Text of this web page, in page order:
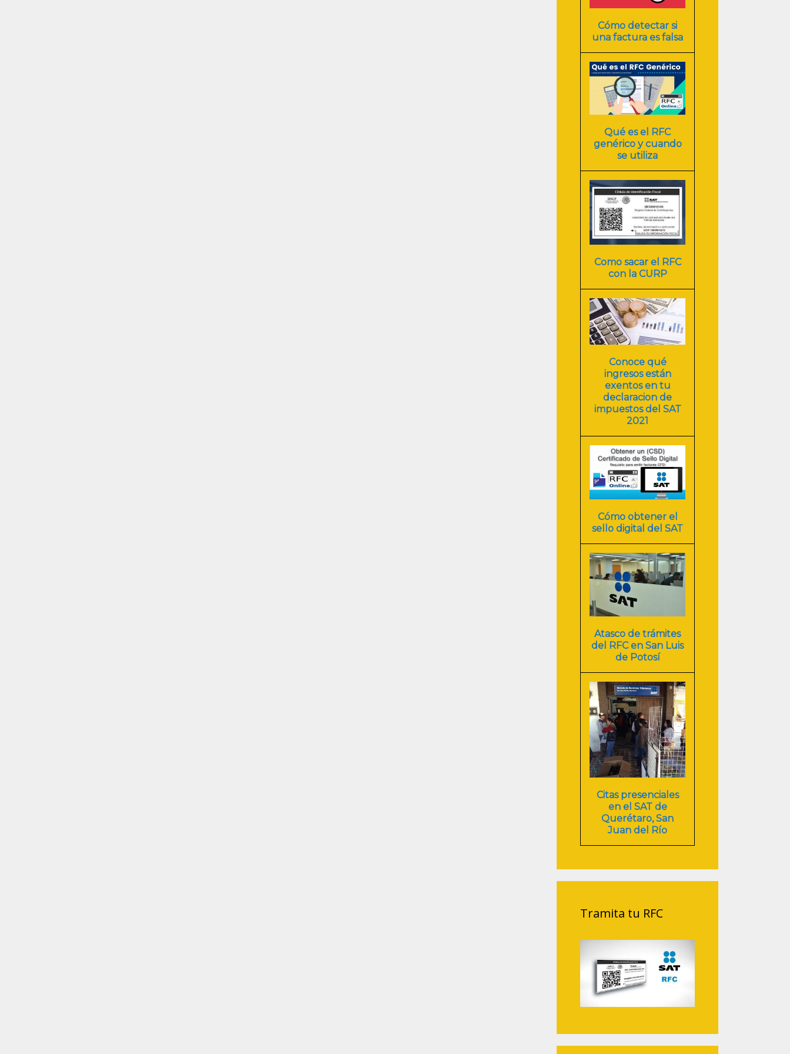
Cómo detectar si
una factura es falsa
Qué es el RFC
genérico y cuando
se utiliza
Como sacar el RFC
con la CURP
Conoce qué
ingresos están
exentos en tu
declaracion de
impuestos del SAT
2021
Cómo obtener el
sello digital del SAT
Atasco de trámites
del RFC en San Luis
de Potosí
Citas presenciales
en el SAT de
Querétaro, San
Juan del Río
Tramita tu RFC